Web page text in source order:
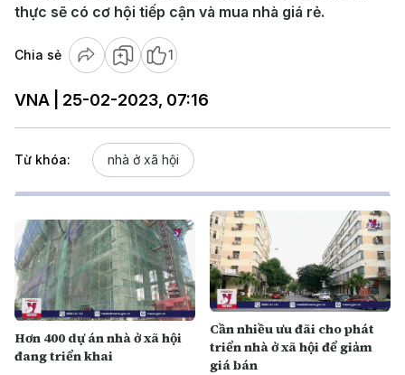
thực sẽ có cơ hội tiếp cận và mua nhà giá rẻ.
Chia sẻ 1
VNA | 25-02-2023, 07:16
Từ khóa: nhà ở xã hội
Hơn 400 dự án nhà ở xã hội
đang triển khai
Cần nhiều ưu đãi cho phát
triển nhà ở xã hội để giảm
giá bán